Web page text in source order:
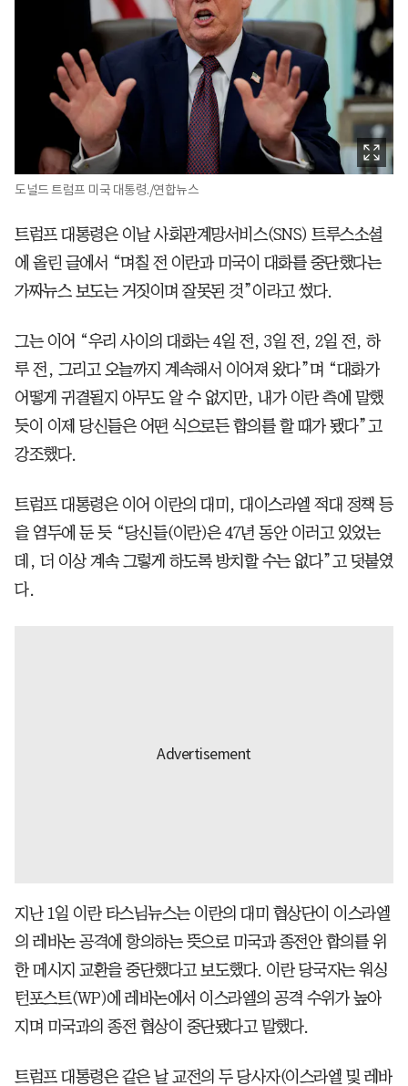
도널드 트럼프 미국 대통령./연합뉴스
트럼프 대통령은 이날 사회관계망서비스(SNS) 트루스소셜
에 올린 글에서 “며칠 전 이란과 미국이 대화를 중단했다는
가짜뉴스 보도는 거짓이며 잘못된 것”이라고 썼다.
그는 이어 “우리 사이의 대화는 4일 전, 3일 전, 2일 전, 하
루 전, 그리고 오늘까지 계속해서 이어져 왔다”며 “대화가
어떻게 귀결될지 아무도 알 수 없지만, 내가 이란 측에 말했
듯이 이제 당신들은 어떤 식으로든 합의를 할 때가 됐다”고
강조했다.
트럼프 대통령은 이어 이란의 대미, 대이스라엘 적대 정책 등
을 염두에 둔 듯 “당신들(이란)은 47년 동안 이러고 있었는
데, 더 이상 계속 그렇게 하도록 방치할 수는 없다”고 덧붙였
다.
지난 1일 이란 타스님뉴스는 이란의 대미 협상단이 이스라엘
의 레바논 공격에 항의하는 뜻으로 미국과 종전안 합의를 위
한 메시지 교환을 중단했다고 보도했다. 이란 당국자는 워싱
턴포스트(WP)에 레바논에서 이스라엘의 공격 수위가 높아
지며 미국과의 종전 협상이 중단됐다고 말했다.
트럼프 대통령은 같은 날 교전의 두 당사자(이스라엘 및 레바